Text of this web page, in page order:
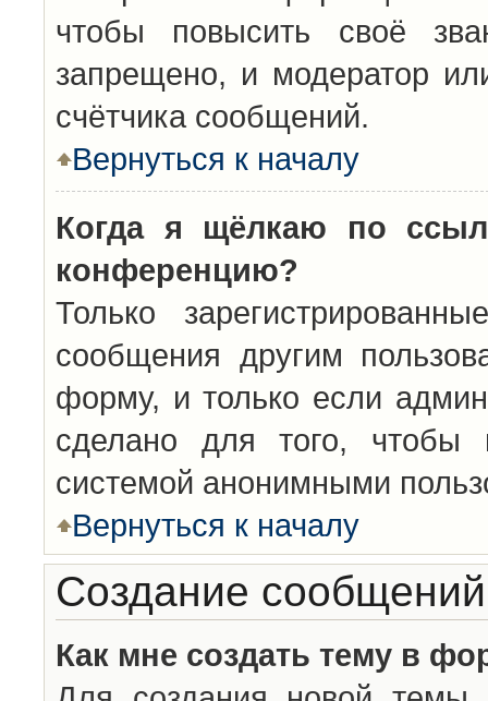
чтобы повысить своё
запрещено, и модератор
счётчика сообщений.
Вернуться к началу
Когда я щёлкаю по
конференцию?
Только
сообщения другим
форму, и только если
сделано для того, чтобы
системой анонимными
Вернуться к началу
Создание сообщений
Как мне создать тему в